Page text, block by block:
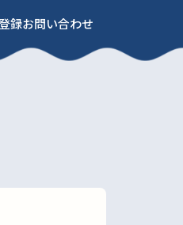
録お問い合わせ